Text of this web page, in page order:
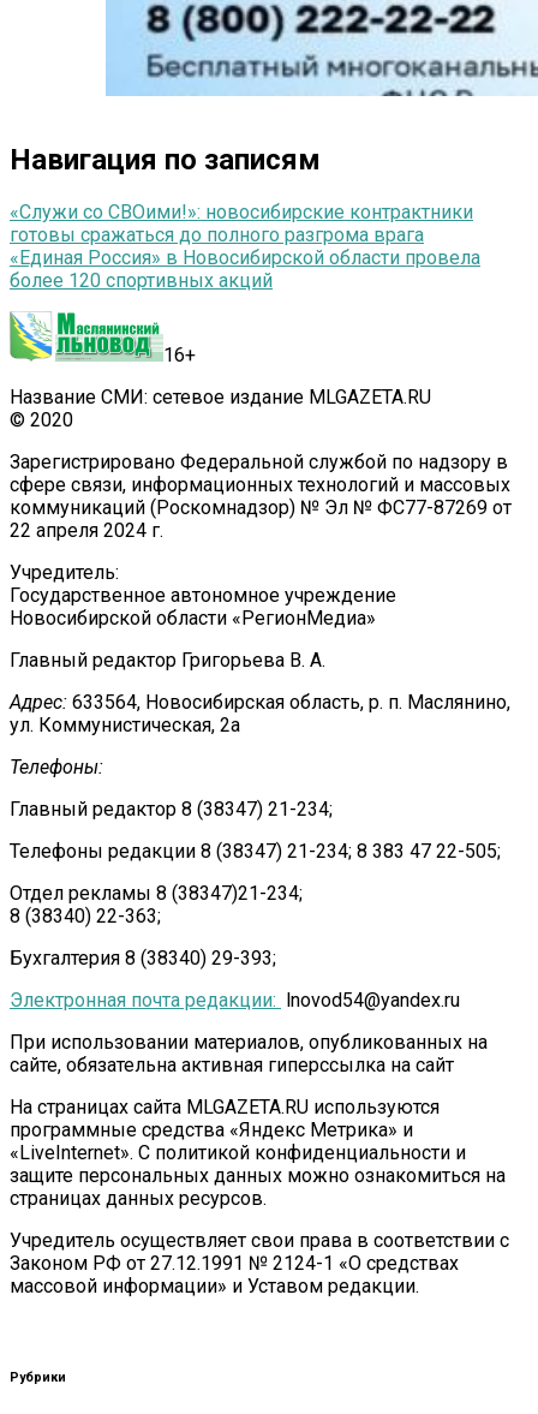
Навигация по записям
«Служи со СВОими!»: новосибирские контрактники
готовы сражаться до полного разгрома врага
«Единая Россия» в Новосибирской области провела
более 120 спортивных акций
16+
Название СМИ: сетевое издание MLGAZETA.RU
© 2020
Зарегистрировано Федеральной службой по надзору в
сфере связи, информационных технологий и массовых
коммуникаций (Роскомнадзор) № Эл № ФС77-87269 от
22 апреля 2024 г.
Учредитель:
Государственное автономное учреждение
Новосибирской области «РегионМедиа»
Главный редактор Григорьева В. А.
Адрес: 633564, Новосибирская область, р. п. Маслянино,
ул. Коммунистическая, 2а
Телефоны:
Главный редактор 8 (38347) 21-234;
Телефоны редакции 8 (38347) 21-234; 8 383 47 22-505;
Отдел рекламы 8 (38347)21-234;
8 (38340) 22-363;
Бухгалтерия 8 (38340) 29-393;
Электронная почта редакции:
lnovod54@yandex.ru
При использовании материалов, опубликованных на
сайте, обязательна активная гиперссылка на сайт
На страницах сайта MLGAZETA.RU используются
программные средства «Яндекс Метрика» и
«LiveInternet». С политикой конфиденциальности и
защите персональных данных можно ознакомиться на
страницах данных ресурсов.
Учредитель осуществляет свои права в соответствии с
Законом РФ от 27.12.1991 № 2124-1 «О средствах
массовой информации» и Уставом редакции.
Рубрики